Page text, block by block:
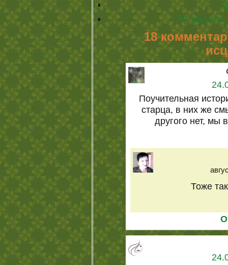
О
18
Поучительная
старца, в них же
другого нет, мы
Тоже